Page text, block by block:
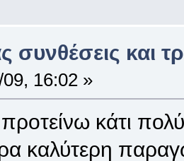
συνθέσεις και
16:02 »
κάτι
καλύτερη